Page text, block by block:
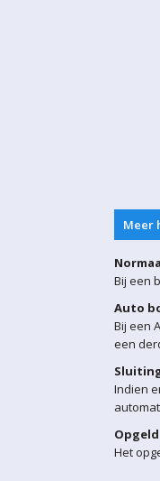
Meer
Bij een
Auto
Bij een
een
Indien
Opgeld
Het